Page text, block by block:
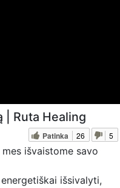
| Ruta Healing
Patinka 26 5
išvaistome savo
išsivalyti,